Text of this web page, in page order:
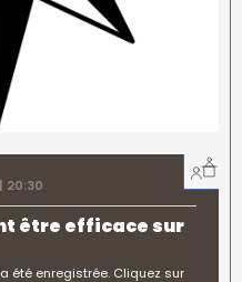
20:30
être efficace sur
été enregistrée. Cliquez sur